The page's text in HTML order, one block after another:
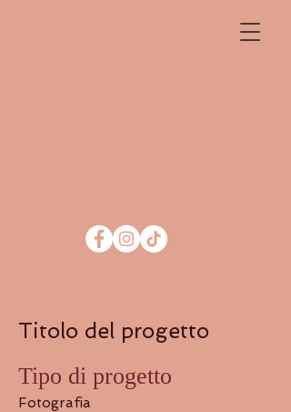
Titolo del progetto
Tipo di progetto
Fotografia